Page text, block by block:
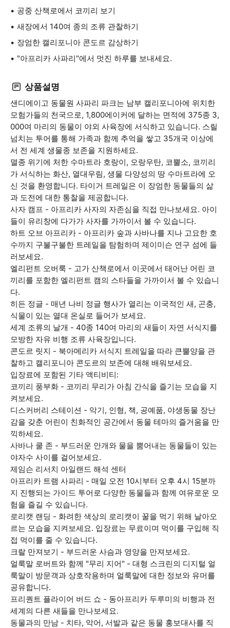
공중 산책로에서 코끼리 보기
새장에서 140여 종의 조류 관찰하기
장엄한 캘리포니아 콘도르 감상하기
"아프리카 사파리"에서 멋진 하루를 보내세요.
상품설명
샌디에이고 동물원 사파리 파크는 남부 캘리포니아에 위치한
모험가들의 천국으로, 1,800에이커에 달하는 면적에 375종 3,
000여 마리의 동물이 야외 사육장에 서식하고 있습니다. 스릴
넘치는 투어를 통해 가족과 함께 추억을 쌓고 35개국 이상에
서 전 세계 생물종 보존을 지원하세요.
멸종 위기에 처한 수마트라 호랑이, 오랑우탄, 코뿔소, 코끼리
가 서식하는 화산, 열대우림, 생물 다양성의 땅 수마트라에 오
신 것을 환영합니다. 타이거 트레일은 이 장엄한 동물들의 삶
과 도전에 대한 통찰을 제공합니다.
사자 캠프 - 아프리카 사자의 자존심을 직접 만나보세요. 아이
들이 유리창에 다가가 사자를 가까이서 볼 수 있습니다.
하트 오브 아프리카 - 아프리카 숲과 사바나를 지나 고요한 호
수까지 구불구불한 트레일을 탐험하며 제이미슨 연구 섬에 들
러보세요.
엘리펀트 오버룩 - 고가 산책로에서 이곳에서 태어난 어린 코
끼리를 포함한 엘리펀트 캠의 스타들을 가까이서 볼 수 있습니
다.
히든 정글 - 매년 나비 정글 행사가 열리는 이국적인 새, 곤충,
식물이 있는 열대 온실로 들어가 보세요.
세계 조류의 날개 - 40종 140여 마리의 새들이 자연 서식지를
모방한 자유 비행 조류 사육장입니다.
콘도르 릿지 - 북아메리카 서식지 트레일을 따라 큰뿔양을 관
찰하고 캘리포니아 콘도르의 보존에 대해 배워보세요.
입장료에 포함된 기타 액티비티:
코끼리 풍부화 - 코끼리 무리가 아침 간식을 즐기는 모습을 지
켜보세요.
디스커버리 스테이션 - 악기, 인형, 책, 공예품, 야생동물 장난
감을 갖춘 어린이 친화적인 공간에서 동물 테마의 즐거움을 만
끽하세요.
사바나 쿨 존 - 부드러운 안개와 물을 뿜어내는 동물들이 있는
야자수 사이를 걸어보세요.
제임슨 리서치 아일랜드 해석 센터
아프리카 트램 사파리 - 매일 오전 10시부터 오후 4시 15분까
지 진행되는 가이드 투어로 다양한 동물들과 함께 여유로운 모
험을 즐길 수 있습니다.
로리캣 랜딩 - 화려한 색상의 로리캣이 꿀을 먹기 위해 날아오
르는 모습을 지켜보세요. 입장료는 무료이며 먹이를 구입해 직
접 먹이를 줄 수 있습니다.
크랄 만져보기 - 부드러운 사슴과 영양을 만져보세요.
얼룩말 로버트와 함께 "무리 지어" - 대형 스크린의 디지털 얼
룩말이 방문객과 상호작용하며 얼룩말에 대한 정보와 유머를
공유합니다.
프리퀀트 플라이어 버드 쇼 - 동아프리카 두루미의 비행과 전
세계의 다른 새들을 만나보세요.
동물과의 만남 - 치타, 악어, 서발과 같은 동물 홍보대사를 직